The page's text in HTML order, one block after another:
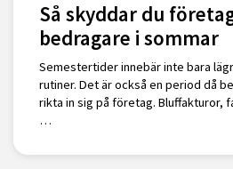
Så skyddar du
bedragare i sommar
Semestertider innebär inte bara
rutiner. Det är också en period då
rikta in sig på företag. Bluffakturor,
…